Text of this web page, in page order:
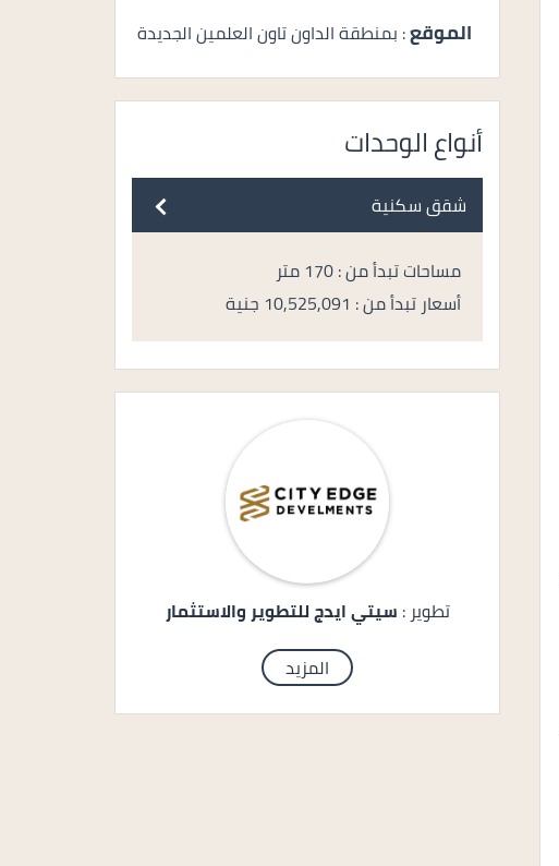
الموقع: بمنطقة الداون تاون العلمين الجديدة
أنواع الوحدات
شقق سكنية
مساحات تبدأ من : 170 متر
أسعار تبدأ من : 10,525,091 جنية
تطوير : سيتي ايدج للتطوير والاستثمار
المزيد